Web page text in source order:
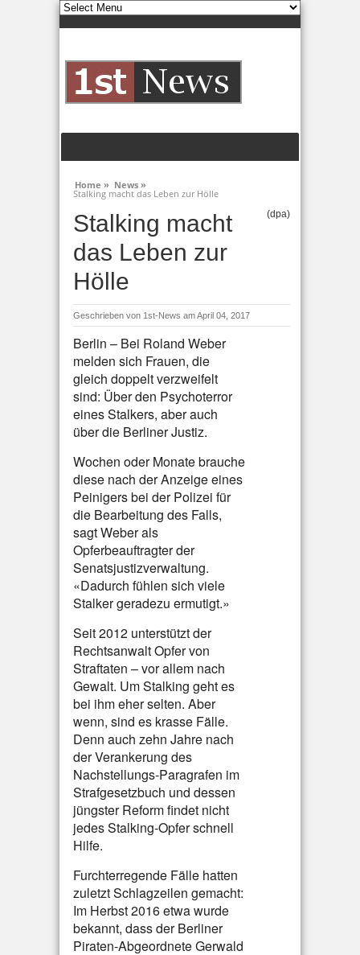
Home » News »
Stalking macht das Leben zur Hölle
Stalking macht
das Leben zur
Hölle
(dpa)
Geschrieben von 1st-News am April 04, 2017
Berlin – Bei Roland Weber
melden sich Frauen, die
gleich doppelt verzweifelt
sind: Über den Psychoterror
eines Stalkers, aber auch
über die Berliner Justiz.
Wochen oder Monate brauche
diese nach der Anzeige eines
Peinigers bei der Polizei für
die Bearbeitung des Falls,
sagt Weber als
Opferbeauftragter der
Senatsjustizverwaltung.
«Dadurch fühlen sich viele
Stalker geradezu ermutigt.»
Seit 2012 unterstützt der
Rechtsanwalt Opfer von
Straftaten – vor allem nach
Gewalt. Um Stalking geht es
bei ihm eher selten. Aber
wenn, sind es krasse Fälle.
Denn auch zehn Jahre nach
der Verankerung des
Nachstellungs-Paragrafen im
Strafgesetzbuch und dessen
jüngster Reform findet nicht
jedes Stalking-Opfer schnell
Hilfe.
Furchterregende Fälle hatten
zuletzt Schlagzeilen gemacht:
Im Herbst 2016 etwa wurde
bekannt, dass der Berliner
Piraten-Abgeordnete Gerwald